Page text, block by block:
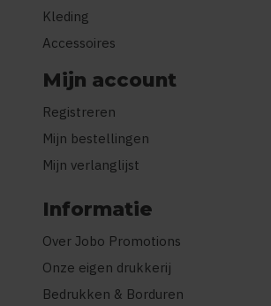
Kleding
Accessoires
Mijn account
Registreren
Mijn bestellingen
Mijn verlanglijst
Informatie
Over Jobo Promotions
Onze eigen drukkerij
Bedrukken & Borduren